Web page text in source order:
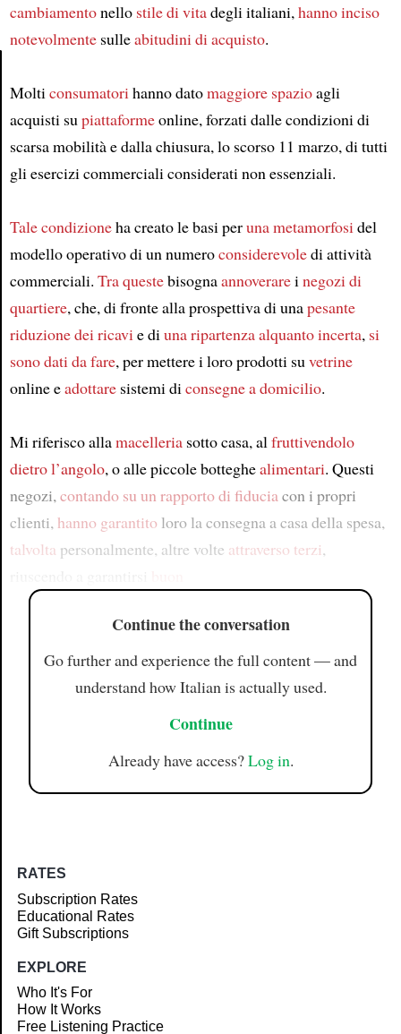
Article
cambiamentonello stile di vitadegli italiani,hanno inciso
notevolmentesulleabitudini di acquisto.
Molticonsumatorihanno datomaggiore spazioagli
acquisti supiattaformeonline, forzati dalle condizioni di
scarsa mobilità e dalla chiusura, lo scorso 11 marzo, di tutti
gli esercizi commerciali considerati non essenziali.
Tale condizioneha creato le basi peruna metamorfosidel
modello operativo di un numeroconsiderevoledi attività
commerciali. Tra questebisognaannoverareinegozi di
quartiere, che, di fronte alla prospettiva di unapesante
riduzione dei ricavie diuna ripartenza alquanto incerta, si
sono dati da fare, per mettere i loro prodotti suvetrine
online eadottaresistemi diconsegne a domicilio.
Mi riferisco allamacelleriasotto casa, alfruttivendolo
dietro l’angolo, o alle piccole botteghealimentari. Questi
negozi,contando su un rapporto di fiduciacon i propri
clienti,hanno garantito loro la consegna a casa della spesa,
talvolta personalmente, altre volte attraverso terzi,
Continue the conversation
Go further and experience the full content — and
understand how Italian is actually used.
Continue
Already have access?Log in.
RATES
Subscription Rates
Educational Rates
Gift Subscriptions
EXPLORE
Who It's For
How It Works
Free Listening Practice